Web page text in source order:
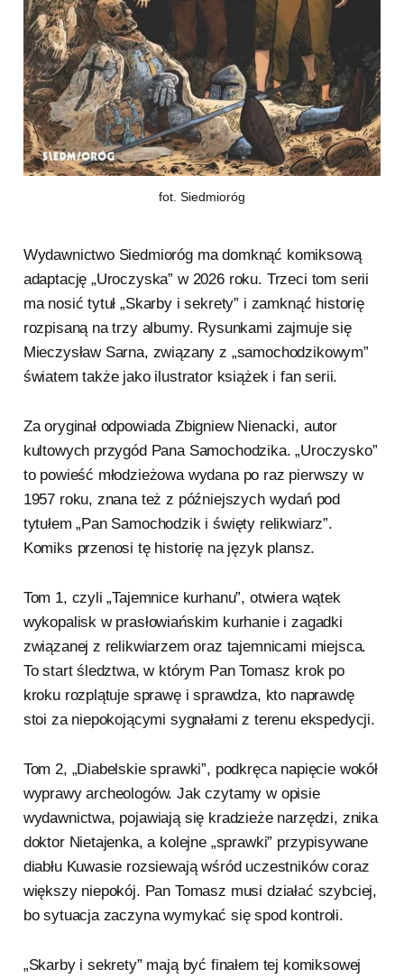
fot. Siedmioróg
Wydawnictwo Siedmioróg ma domknąć komiksową
adaptację „Uroczyska” w 2026 roku. Trzeci tom serii
ma nosić tytuł „Skarby i sekrety” i zamknąć historię
rozpisaną na trzy albumy. Rysunkami zajmuje się
Mieczysław Sarna, związany z „samochodzikowym”
światem także jako ilustrator książek i fan serii.
Za oryginał odpowiada Zbigniew Nienacki, autor
kultowych przygód Pana Samochodzika. „Uroczysko”
to powieść młodzieżowa wydana po raz pierwszy w
1957 roku, znana też z późniejszych wydań pod
tytułem „Pan Samochodzik i święty relikwiarz”.
Komiks przenosi tę historię na język plansz.
Tom 1, czyli „Tajemnice kurhanu”, otwiera wątek
wykopalisk w prasłowiańskim kurhanie i zagadki
związanej z relikwiarzem oraz tajemnicami miejsca.
To start śledztwa, w którym Pan Tomasz krok po
kroku rozplątuje sprawę i sprawdza, kto naprawdę
stoi za niepokojącymi sygnałami z terenu ekspedycji.
Tom 2, „Diabelskie sprawki”, podkręca napięcie wokół
wyprawy archeologów. Jak czytamy w opisie
wydawnictwa, pojawiają się kradzieże narzędzi, znika
doktor Nietajenka, a kolejne „sprawki” przypisywane
diabłu Kuwasie rozsiewają wśród uczestników coraz
większy niepokój. Pan Tomasz musi działać szybciej,
bo sytuacja zaczyna wymykać się spod kontroli.
„Skarby i sekrety” mają być finałem tej komiksowej